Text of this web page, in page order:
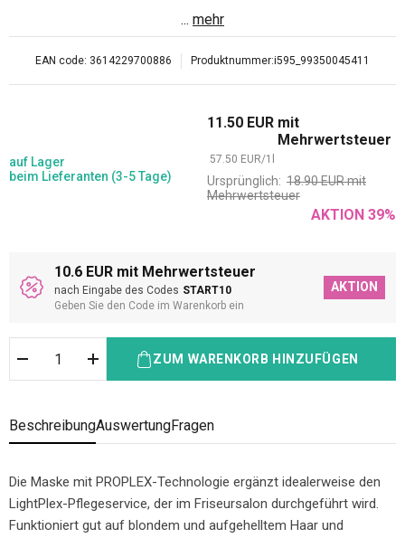
... mehr
EAN code: 3614229700886 Produktnummer:i595_99350045411
auf Lager
beim Lieferanten (3-5 Tage)
11.50 EUR mit
Mehrwertsteuer
57.50 EUR/1
Ursprünglich: 18.90EURmit
Mehrwertsteuer
AKTION 39%
10.6 EUR mit Mehrwertsteuer
nach Eingabe des Codes START10
Geben Sie den Code im Warenkorb ein
AKTION
ZUM WARENKORB HINZUFÜGEN
BeschreibungAuswertungFragen
Die Maske mit PROPLEX-Technologie ergänzt idealerweise den
LightPlex-Pflegeservice, der im Friseursalon durchgeführt wird.
Funktioniert gut auf blondem und aufgehelltem Haar und